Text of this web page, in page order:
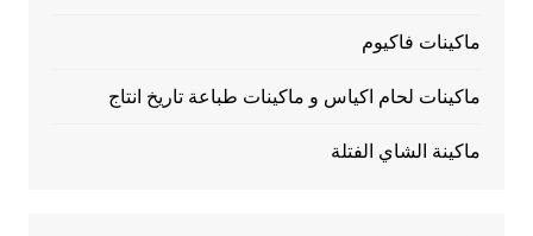
ماكينات فاكيوم
ماكينات لحام اكياس و ماكينات طباعة تاريخ انتاج
ماكينة الشاي الفتلة